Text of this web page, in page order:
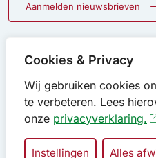
Cookies & Privacy
Wij gebruiken cookies
te verbeteren. Lees
onze privacyverklaring.
Instellingen Alles
Aanmelden nieuwsbrieven